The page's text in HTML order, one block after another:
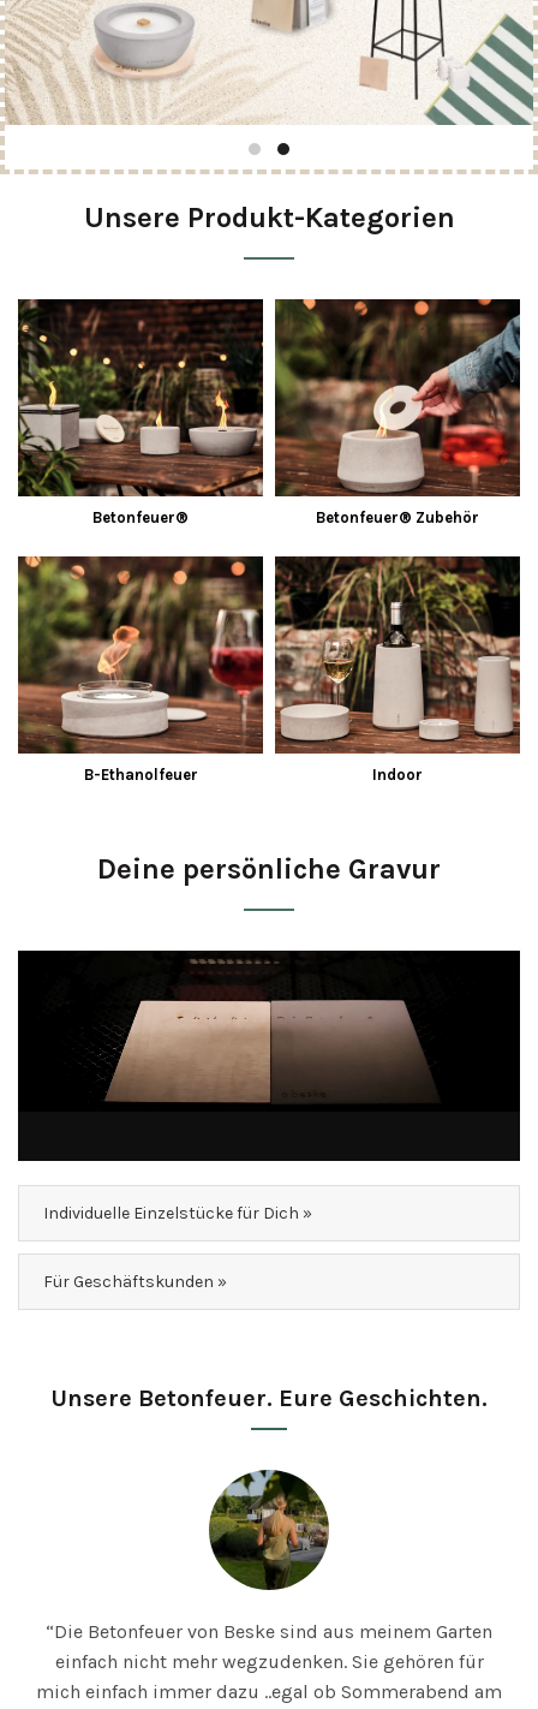
Unsere Produkt-Kategorien
Betonfeuer® Betonfeuer® Zubehör
B-Ethanolfeuer Indoor
Deine persönliche Gravur
Individuelle Einzelstücke für Dich »
Für Geschäftskunden »
Unsere Betonfeuer. Eure Geschichten.
“Die Betonfeuer von Beske sind aus meinem Garten
einfach nicht mehr wegzudenken. Sie gehören für
mich einfach immer dazu ..egal ob Sommerabend am